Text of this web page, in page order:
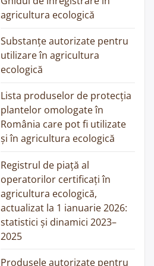
agricultura ecologică
Substanțe autorizate pentru
utilizare în agricultura
ecologică
Lista produselor de protecția
plantelor omologate în
România care pot fi utilizate
și în agricultura ecologică
Registrul de piață al
operatorilor certificați în
agricultura ecologică,
actualizat la 1 ianuarie 2026:
statistici și dinamici 2023–
2025
Produsele autorizate pentru